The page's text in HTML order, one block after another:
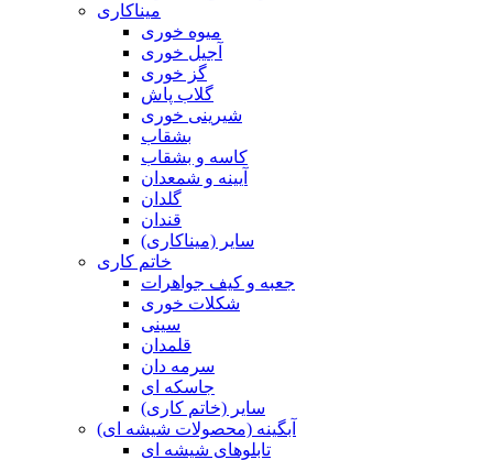
میناکاری
میوه خوری
آجیل خوری
گز خوری
گلاب پاش
شیرینی خوری
بشقاب
کاسه و بشقاب
آیینه و شمعدان
گلدان
قندان
سایر (میناکاری)
خاتم کاری
جعبه و کیف جواهرات
شکلات خوری
سینی
قلمدان
سرمه دان
جاسکه ای
سایر (خاتم کاری)
آبگینه (محصولات شیشه ای)
تابلوهای شیشه ای